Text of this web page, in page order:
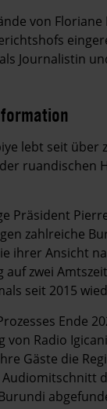
von
Journalistin
lebt seit über
ruandischen
Präsident
zahlreiche
ihrer Ansicht
auf zwei
seit 2015
Ende
von Radio
Gäste die